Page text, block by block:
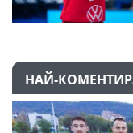
НАЙ-